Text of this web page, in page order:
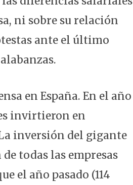
ni sobre su relación
ante el último
en España. En el año
invirtieron en
inversión del gigante
todas las empresas
el año pasado (114